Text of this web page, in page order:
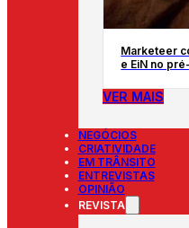
Marketeer
e EiN no
VER MAIS
NEGÓCIOS
CRIATIVIDADE
EM TRÂNSITO
ENTREVISTAS
OPINIÃO
REVISTA